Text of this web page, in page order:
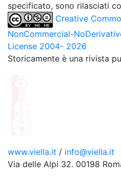
specificato, sono rilasciati
Creative
NonCommercial-
License 2004- 2026
Storicamente è una rivista
www.viella.it / info@viella.it
Via delle Alpi 32. 00198